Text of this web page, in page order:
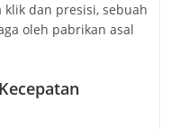
dan presisi, sebuah
oleh pabrikan asal